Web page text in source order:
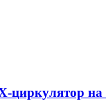
циркулятор